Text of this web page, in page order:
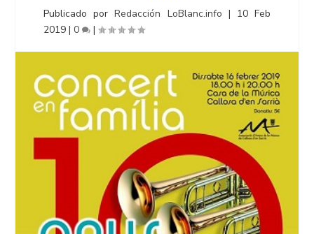
Publicado porRedacción LoBlanc.info | 10 Feb
2019 |0 |